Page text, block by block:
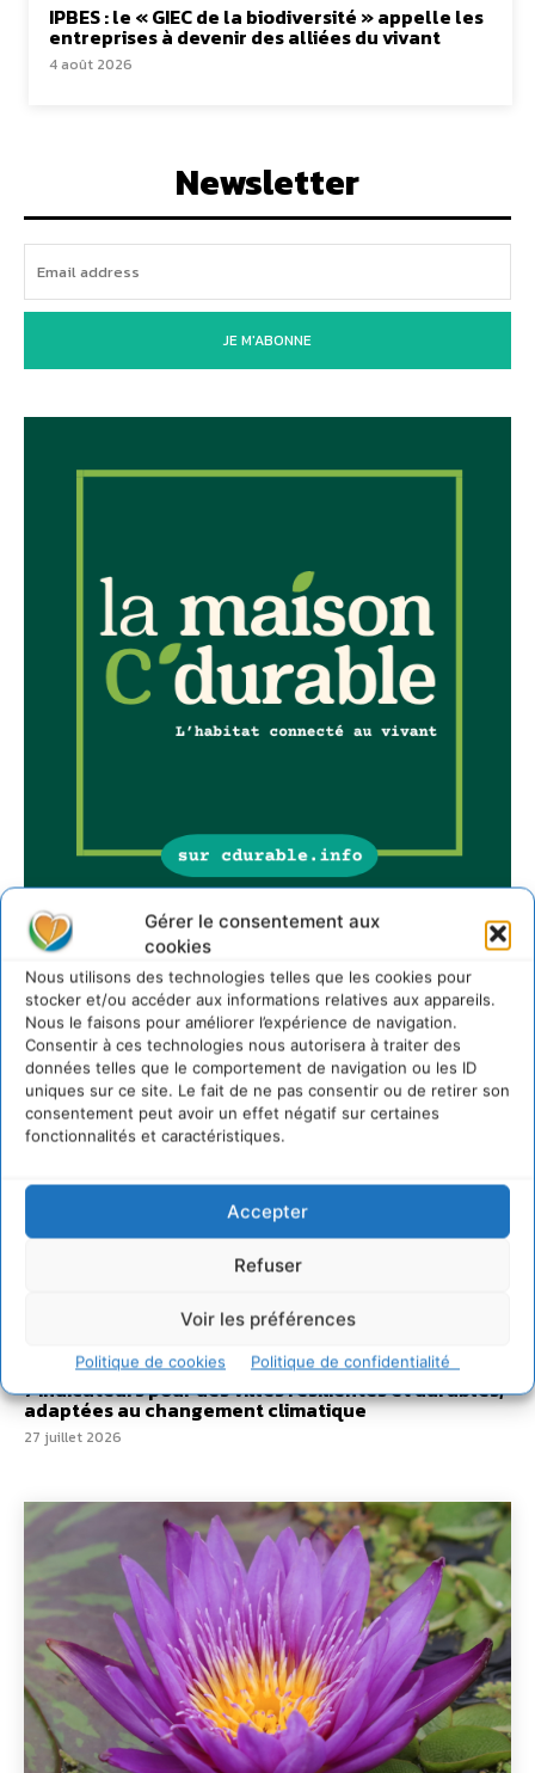
Gérer le consentement aux
cookies
Nous utilisons des technologies telles que les cookies pour
stocker et/ou accéder aux informations relatives aux appareils.
Nous le faisons pour améliorer l’expérience de navigation.
Consentir à ces technologies nous autorisera à traiter des
données telles que le comportement de navigation ou les ID
uniques sur ce site. Le fait de ne pas consentir ou de retirer son
consentement peut avoir un effet négatif sur certaines
fonctionnalités et caractéristiques.
Accepter
Refuser
Voir les préférences
Politique de cookies Politique de confidentialité
IPBES : le « GIEC de la biodiversité » appelle les
entreprises à devenir des alliées du vivant
4 août 2026
Newsletter
JE M'ABONNE
Sur Cdurable
Comment le sol français a perdu sa mémoire
hydrique et déréglé tout le territoire (2020-2026)
2 août 2026
Développer notre attention aux espèces vivantes
30 juillet 2026
Un kit citoyen pour lever les freins au
développement des forêts comestibles dans nos
L’éco-anxiété informe et l’éco-lucidité transforme
28 juillet 2026
7 indicateurs pour des villes résilientes et durables,
adaptées au changement climatique
27 juillet 2026